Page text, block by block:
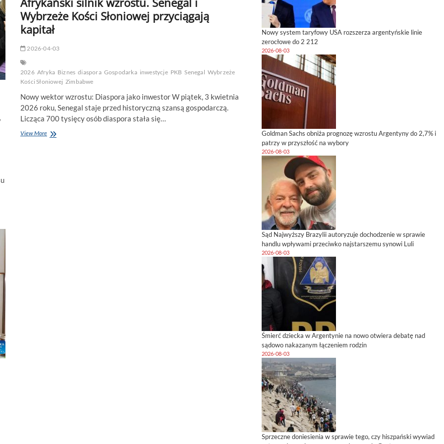
Wybrzeże Kości Słoniowej przyciągają
kapitał
2026-04-03
2026 Afryka Biznes diaspora Gospodarka inwestycje PKB Senegal Wybrzeże
Kości Słoniowej Zimbabwe
Nowy wektor wzrostu: Diaspora jako inwestor W piątek, 3 kwietnia
2026 roku, Senegal staje przed historyczną szansą gospodarczą.
Licząca 700 tysięcy osób diaspora stała się…
View MoreAfrykański
Nowy system taryfowy USA rozszerza argentyńskie linie
zerocłowe do 2 212
2026-08-03
Goldman Sachs obniża prognozę wzrostu Argentyny do 2,7% i
patrzy w przyszłość na wybory
2026-08-03
Sąd Najwyższy Brazylii autoryzuje dochodzenie w sprawie
handlu wpływami przeciwko najstarszemu synowi Luli
2026-08-03
Śmierć dziecka w Argentynie na nowo otwiera debatę nad
sądowo nakazanym łączeniem rodzin
2026-08-03
Sprzeczne doniesienia w sprawie tego, czy hiszpański wywiad